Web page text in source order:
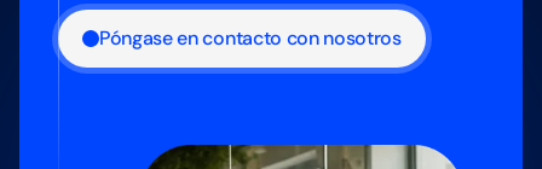
Póngase en contacto con nosotros